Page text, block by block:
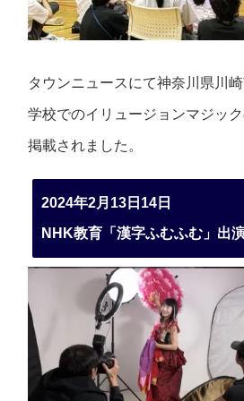
タウンニュースにて神奈川県川
学校でのイリュージョンマジッ
掲載されました。
2024年2月13日14日
NHK教育「漢字ふむふむ」出